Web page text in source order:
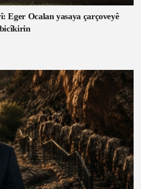
Eger Ocalan yasaya çarçoveyê